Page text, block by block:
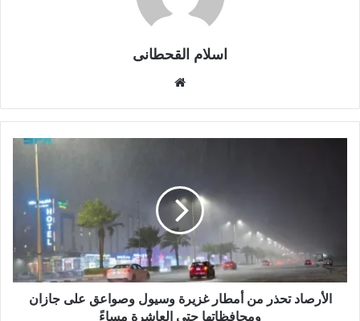
اسلام القحطانى
ق
ع
و
ب
الأرصاد تحذر من أمطار غزيرة وسيول وصواعق على جازان
ومحافظاتها حتى العاشرة مساءً